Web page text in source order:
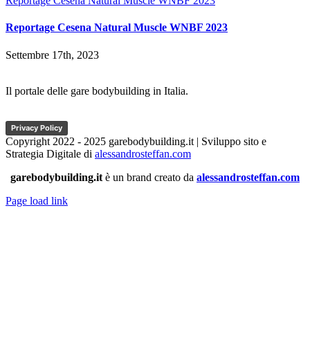
Reportage Cesena Natural Muscle WNBF 2023
Settembre 17th, 2023
Il portale delle gare bodybuilding in Italia.
Privacy Policy
Copyright 2022 - 2025 garebodybuilding.it | Sviluppo sito e
Strategia Digitale di alessandrosteffan.com
garebodybuilding.it è un brand creato da alessandrosteffan.com
Page load link